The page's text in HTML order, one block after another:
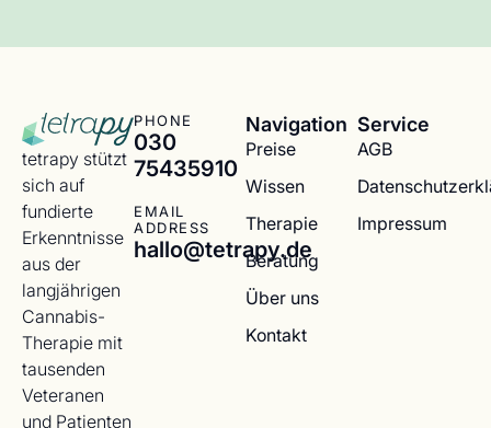
tetrapy stützt
sich auf
fundierte
Erkenntnisse
aus der
langjährigen
Cannabis-
Therapie mit
tausenden
Veteranen
und Patienten
PHONE
030
75435910
EMAIL
ADDRESS
hallo@tetrapy.de
Navigation
Preise
Wissen
Therapie
Beratung
Über uns
Kontakt
Service
AGB
Impressum